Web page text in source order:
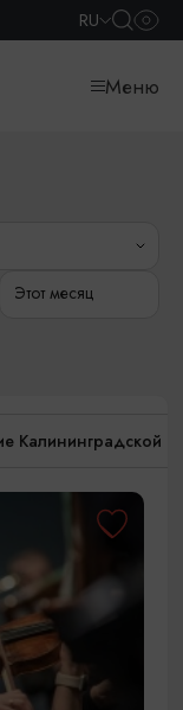
RU
Меню
Этот месяц
Калининградской